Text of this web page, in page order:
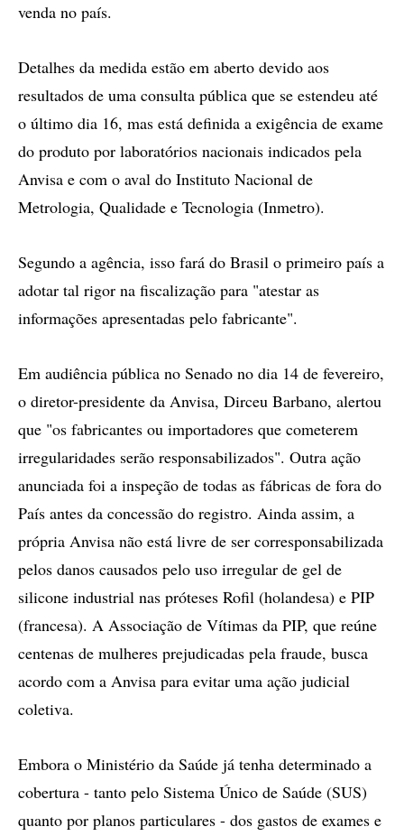
venda no país.
Detalhes da medida estão em aberto devido aos
resultados de uma consulta pública que se estendeu até
o último dia 16, mas está definida a exigência de exame
do produto por laboratórios nacionais indicados pela
Anvisa e com o aval do Instituto Nacional de
Metrologia, Qualidade e Tecnologia (Inmetro).
Segundo a agência, isso fará do Brasil o primeiro país a
adotar tal rigor na fiscalização para "atestar as
informações apresentadas pelo fabricante".
Em audiência pública no Senado no dia 14 de fevereiro,
o diretor-presidente da Anvisa, Dirceu Barbano, alertou
que "os fabricantes ou importadores que cometerem
irregularidades serão responsabilizados". Outra ação
anunciada foi a inspeção de todas as fábricas de fora do
País antes da concessão do registro. Ainda assim, a
própria Anvisa não está livre de ser corresponsabilizada
pelos danos causados pelo uso irregular de gel de
silicone industrial nas próteses Rofil (holandesa) e PIP
(francesa). A Associação de Vítimas da PIP, que reúne
centenas de mulheres prejudicadas pela fraude, busca
acordo com a Anvisa para evitar uma ação judicial
coletiva.
Embora o Ministério da Saúde já tenha determinado a
cobertura - tanto pelo Sistema Único de Saúde (SUS)
quanto por planos particulares - dos gastos de exames e